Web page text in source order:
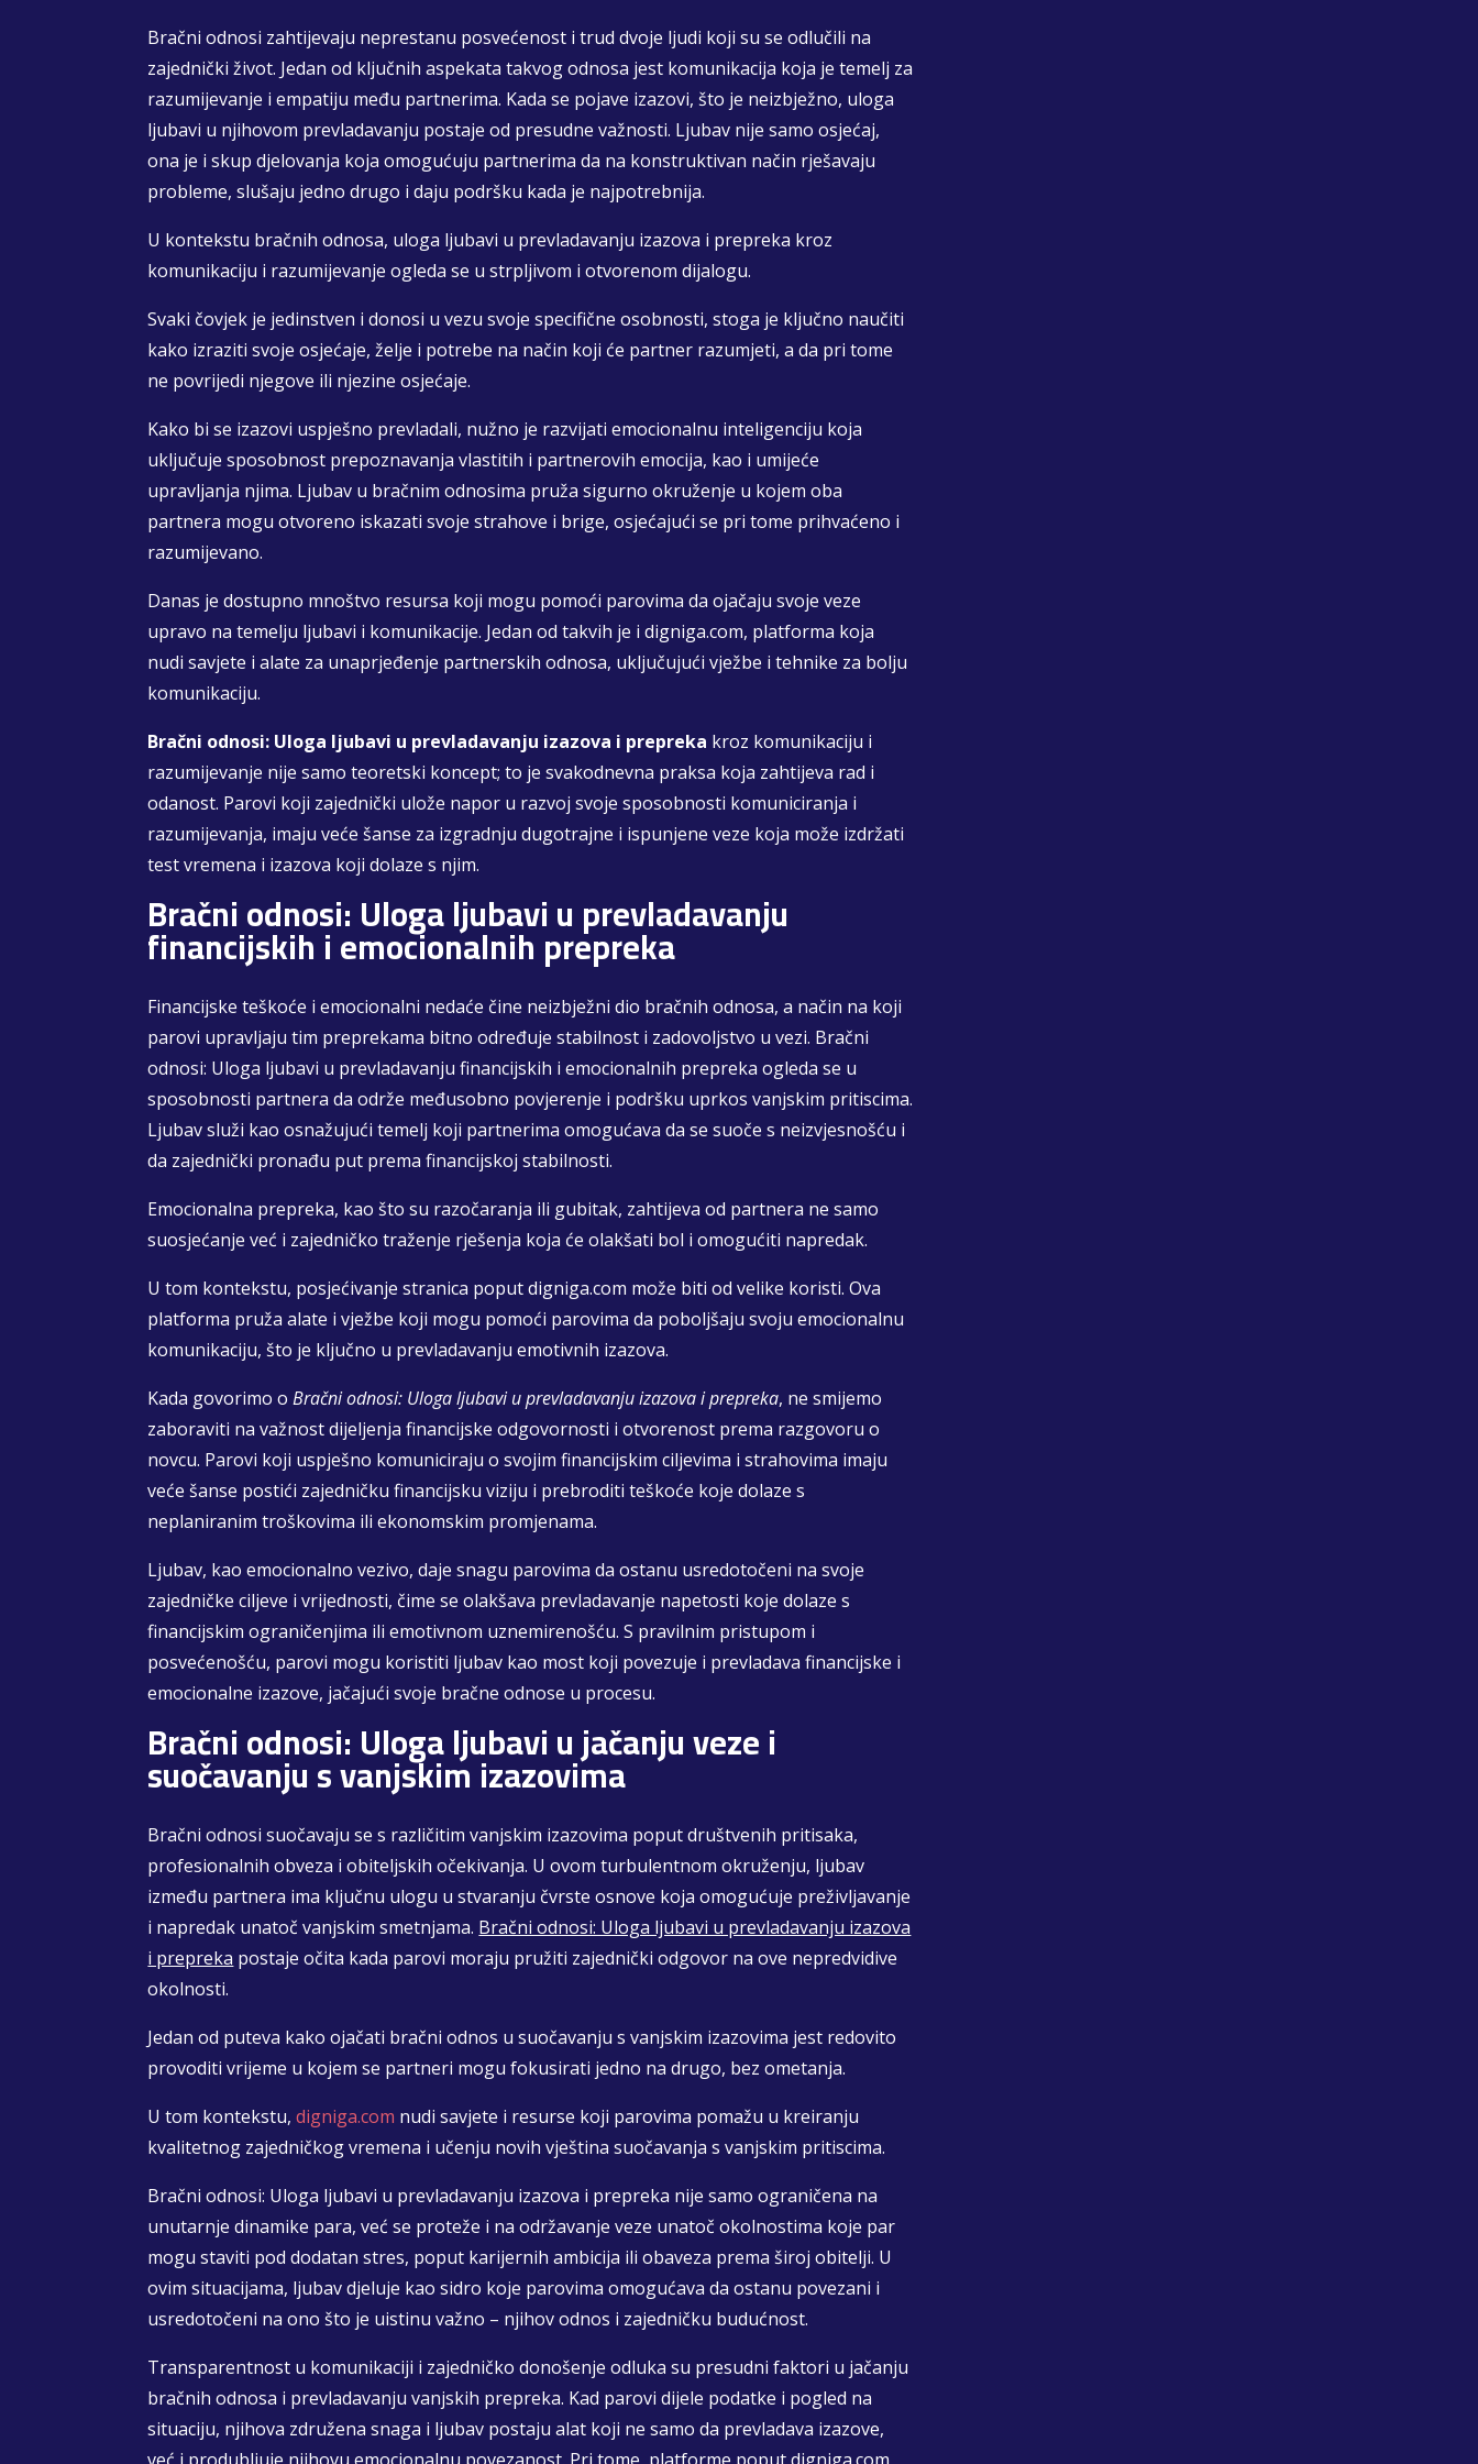
Bračni odnosi zahtijevaju neprestanu posvećenost i trud dvoje ljudi koji su se odlučili na
zajednički život. Jedan od ključnih aspekata takvog odnosa jest komunikacija koja je temelj za
razumijevanje i empatiju među partnerima. Kada se pojave izazovi, što je neizbježno, uloga
ljubavi u njihovom prevladavanju postaje od presudne važnosti. Ljubav nije samo osjećaj,
ona je i skup djelovanja koja omogućuju partnerima da na konstruktivan način rješavaju
probleme, slušaju jedno drugo i daju podršku kada je najpotrebnija.
U kontekstu bračnih odnosa, uloga ljubavi u prevladavanju izazova i prepreka kroz
komunikaciju i razumijevanje ogleda se u strpljivom i otvorenom dijalogu.
Svaki čovjek je jedinstven i donosi u vezu svoje specifične osobnosti, stoga je ključno naučiti
kako izraziti svoje osjećaje, želje i potrebe na način koji će partner razumjeti, a da pri tome
ne povrijedi njegove ili njezine osjećaje.
Kako bi se izazovi uspješno prevladali, nužno je razvijati emocionalnu inteligenciju koja
uključuje sposobnost prepoznavanja vlastitih i partnerovih emocija, kao i umijeće
upravljanja njima. Ljubav u bračnim odnosima pruža sigurno okruženje u kojem oba
partnera mogu otvoreno iskazati svoje strahove i brige, osjećajući se pri tome prihvaćeno i
razumijevano.
Danas je dostupno mnoštvo resursa koji mogu pomoći parovima da ojačaju svoje veze
upravo na temelju ljubavi i komunikacije. Jedan od takvih je i digniga.com, platforma koja
nudi savjete i alate za unaprjeđenje partnerskih odnosa, uključujući vježbe i tehnike za bolju
komunikaciju.
Bračni odnosi: Uloga ljubavi u prevladavanju izazova i prepreka kroz komunikaciju i
razumijevanje nije samo teoretski koncept; to je svakodnevna praksa koja zahtijeva rad i
odanost. Parovi koji zajednički ulože napor u razvoj svoje sposobnosti komuniciranja i
razumijevanja, imaju veće šanse za izgradnju dugotrajne i ispunjene veze koja može izdržati
test vremena i izazova koji dolaze s njim.
Bračni odnosi: Uloga ljubavi u prevladavanju
financijskih i emocionalnih prepreka
Financijske teškoće i emocionalni nedaće čine neizbježni dio bračnih odnosa, a način na koji
parovi upravljaju tim preprekama bitno određuje stabilnost i zadovoljstvo u vezi. Bračni
odnosi: Uloga ljubavi u prevladavanju financijskih i emocionalnih prepreka ogleda se u
sposobnosti partnera da održe međusobno povjerenje i podršku uprkos vanjskim pritiscima.
Ljubav služi kao osnažujući temelj koji partnerima omogućava da se suoče s neizvjesnošću i
da zajednički pronađu put prema financijskoj stabilnosti.
Emocionalna prepreka, kao što su razočaranja ili gubitak, zahtijeva od partnera ne samo
suosjećanje već i zajedničko traženje rješenja koja će olakšati bol i omogućiti napredak.
U tom kontekstu, posjećivanje stranica poput digniga.com može biti od velike koristi. Ova
platforma pruža alate i vježbe koji mogu pomoći parovima da poboljšaju svoju emocionalnu
komunikaciju, što je ključno u prevladavanju emotivnih izazova.
Kada govorimo oBračni odnosi: Uloga ljubavi u prevladavanju izazova i prepreka, ne smijemo
zaboraviti na važnost dijeljenja financijske odgovornosti i otvorenost prema razgovoru o
novcu. Parovi koji uspješno komuniciraju o svojim financijskim ciljevima i strahovima imaju
veće šanse postići zajedničku financijsku viziju i prebroditi teškoće koje dolaze s
neplaniranim troškovima ili ekonomskim promjenama.
Ljubav, kao emocionalno vezivo, daje snagu parovima da ostanu usredotočeni na svoje
zajedničke ciljeve i vrijednosti, čime se olakšava prevladavanje napetosti koje dolaze s
financijskim ograničenjima ili emotivnom uznemirenošću. S pravilnim pristupom i
posvećenošću, parovi mogu koristiti ljubav kao most koji povezuje i prevladava financijske i
emocionalne izazove, jačajući svoje bračne odnose u procesu.
Bračni odnosi: Uloga ljubavi u jačanju veze i
suočavanju s vanjskim izazovima
Bračni odnosi suočavaju se s različitim vanjskim izazovima poput društvenih pritisaka,
profesionalnih obveza i obiteljskih očekivanja. U ovom turbulentnom okruženju, ljubav
između partnera ima ključnu ulogu u stvaranju čvrste osnove koja omogućuje preživljavanje
i napredak unatoč vanjskim smetnjama. Bračni odnosi: Uloga ljubavi u prevladavanju izazova
i prepreka postaje očita kada parovi moraju pružiti zajednički odgovor na ove nepredvidive
okolnosti.
Jedan od puteva kako ojačati bračni odnos u suočavanju s vanjskim izazovima jest redovito
provoditi vrijeme u kojem se partneri mogu fokusirati jedno na drugo, bez ometanja.
U tom kontekstu,digniga.com nudi savjete i resurse koji parovima pomažu u kreiranju
kvalitetnog zajedničkog vremena i učenju novih vještina suočavanja s vanjskim pritiscima.
Bračni odnosi: Uloga ljubavi u prevladavanju izazova i prepreka nije samo ograničena na
unutarnje dinamike para, već se proteže i na održavanje veze unatoč okolnostima koje par
mogu staviti pod dodatan stres, poput karijernih ambicija ili obaveza prema široj obitelji. U
ovim situacijama, ljubav djeluje kao sidro koje parovima omogućava da ostanu povezani i
usredotočeni na ono što je uistinu važno – njihov odnos i zajedničku budućnost.
Transparentnost u komunikaciji i zajedničko donošenje odluka su presudni faktori u jačanju
bračnih odnosa i prevladavanju vanjskih prepreka. Kad parovi dijele podatke i pogled na
situaciju, njihova združena snaga i ljubav postaju alat koji ne samo da prevladava izazove,